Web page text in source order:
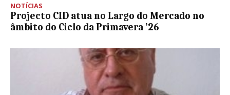
NOTÍCIAS
Projecto CID atua no Largo do Mercado no
âmbito do Ciclo da Primavera ’26